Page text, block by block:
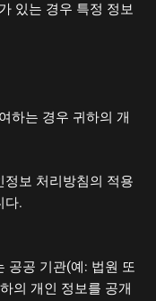
있는 경우 특정 정보
하는 경우 귀하의 개
보 처리방침의 적용
다.
공공 기관(예: 법원 또
의 개인 정보를 공개